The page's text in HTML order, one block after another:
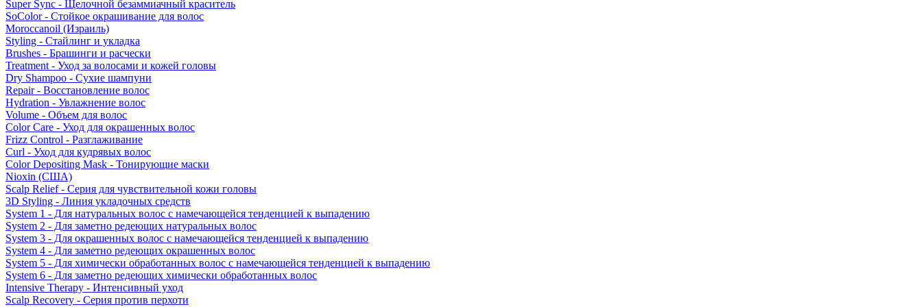
Super Sync - Щелочной безаммиачный краситель
SoColor - Стойкое окрашивание для волос
Moroccanoil (Израиль)
Styling - Стайлинг и укладка
Brushes - Брашинги и расчески
Treatment - Уход за волосами и кожей головы
Dry Shampoo - Сухие шампуни
Repair - Восстановление волос
Hydration - Увлажнение волос
Volume - Объем для волос
Color Care - Уход для окрашенных волос
Frizz Control - Разглаживание
Curl - Уход для кудрявых волос
Color Depositing Mask - Тонирующие маски
Nioxin (США)
Scalp Relief - Серия для чувствительной кожи головы
3D Styling - Линия укладочных средств
System 1 - Для натуральных волос с намечающейся тенденцией к выпадению
System 2 - Для заметно редеющих натуральных волос
System 3 - Для окрашенных волос с намечающейся тенденцией к выпадению
System 4 - Для заметно редеющих окрашенных волос
System 5 - Для химически обработанных волос с намечающейся тенденцией к выпадению
System 6 - Для заметно редеющих химически обработанных волос
Intensive Therapy - Интенсивный уход
Scalp Recovery - Серия против перхоти